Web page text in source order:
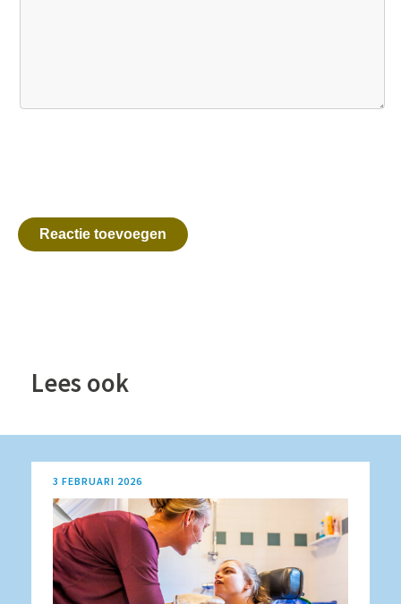
Reactie toevoegen
Lees ook
3 FEBRUARI 2026